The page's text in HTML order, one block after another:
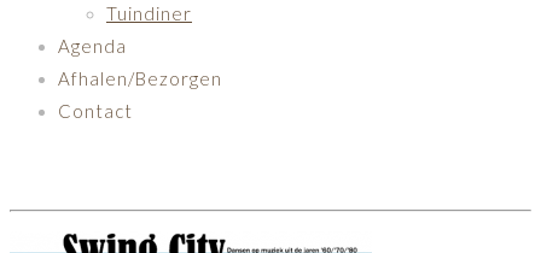
Tuindiner
Agenda
Afhalen/Bezorgen
Contact